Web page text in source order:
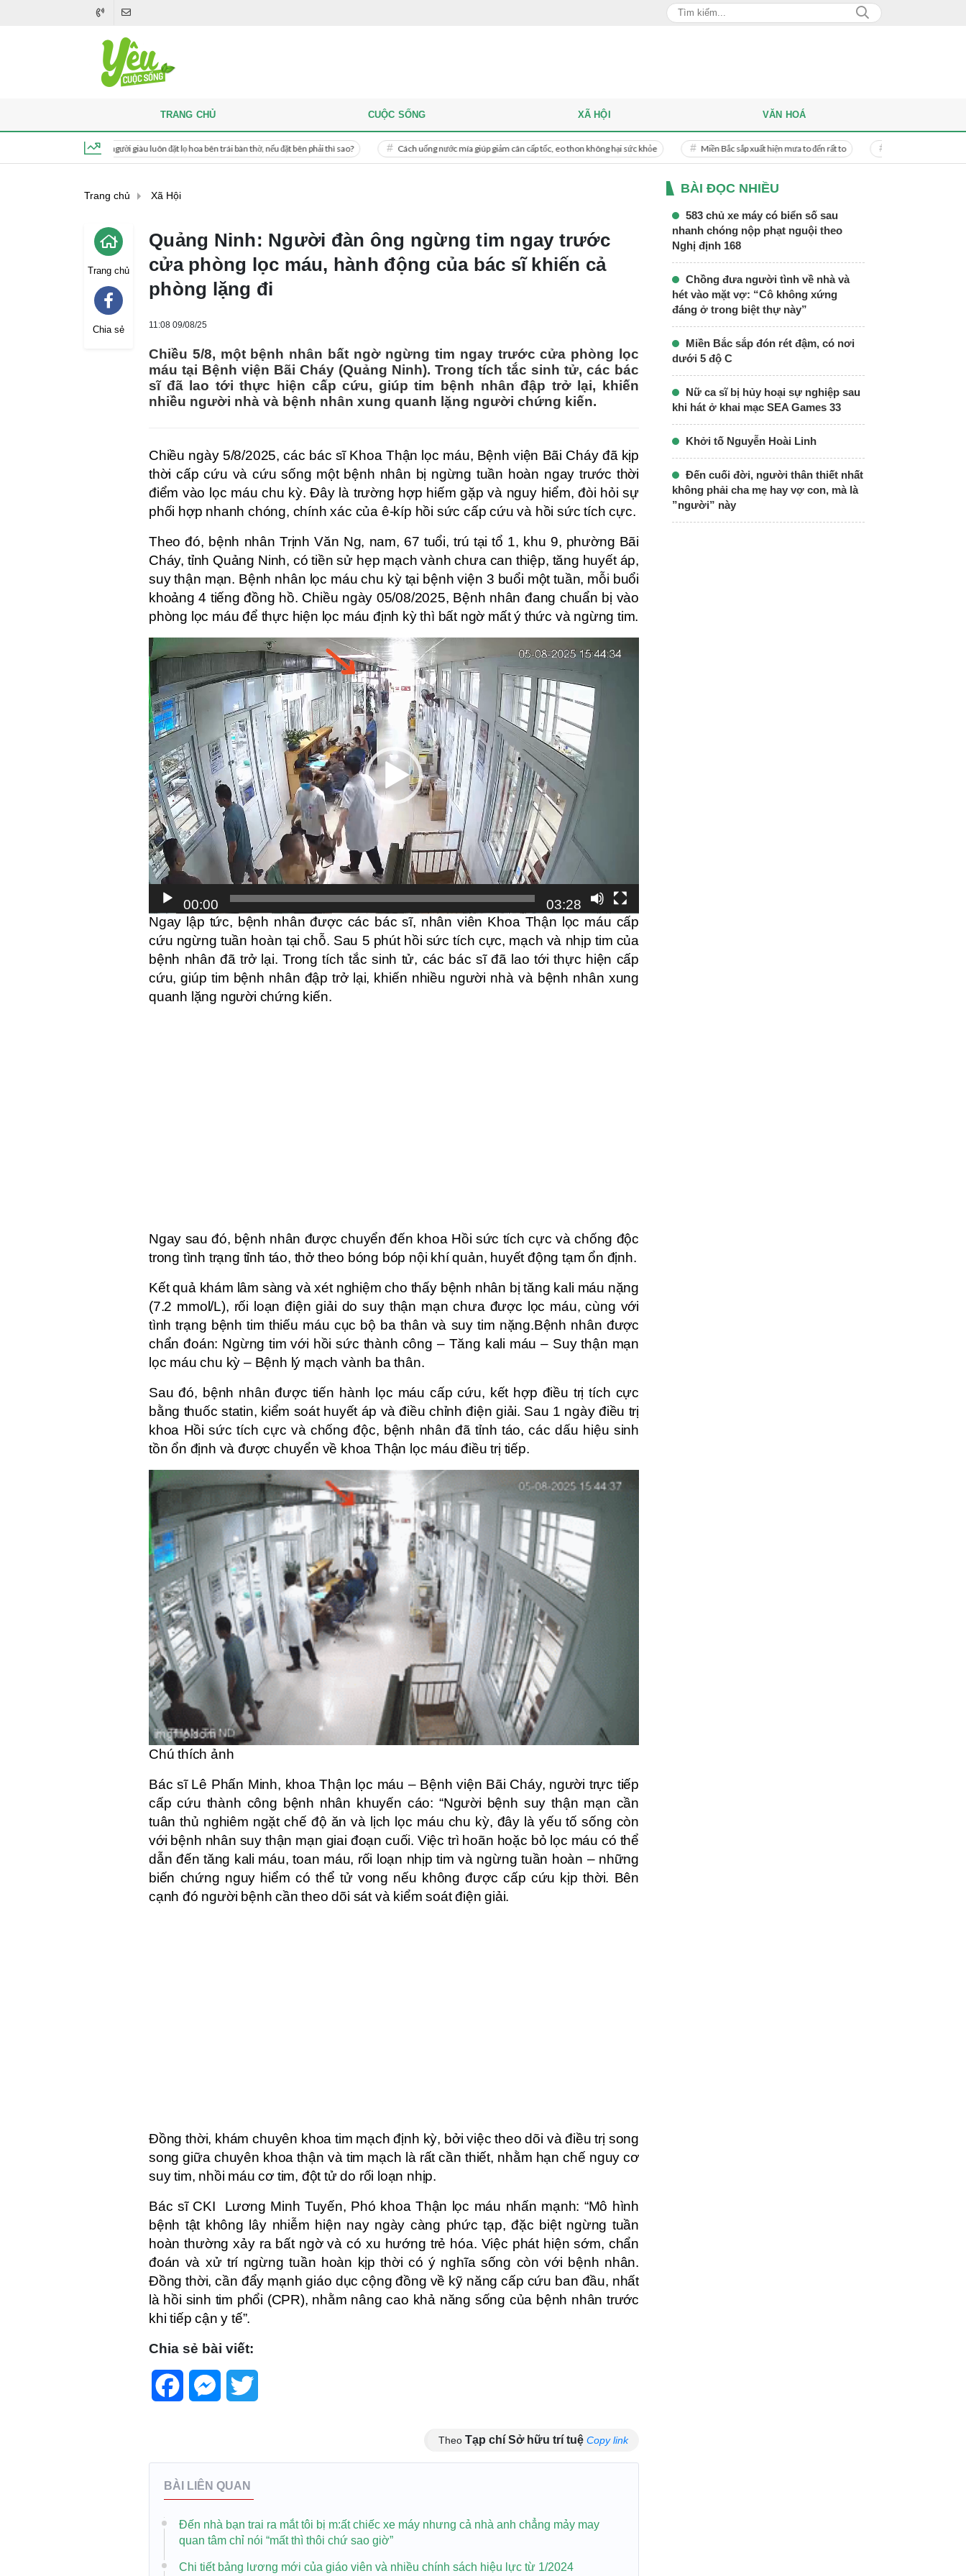
Khi thắp hương, người giàu luôn đặt lọ hoa bên trái bàn thờ, nếu đặt bên phải thì sao? Cách uống nước mía giúp giảm cân cấp tốc, eo thon không hại sức khỏe Miền Bắc sắp xuất hiện mưa to đến rất to Danh tính người phụ nữ bị bạn
TRANG CHỦ CUỘC SỐNG XÃ HỘI VĂN HOÁ
Trang chủ Xã Hội
Trang chủ
Chia sẻ
Quảng Ninh: Người đàn ông ngừng tim ngay trước
cửa phòng lọc máu, hành động của bác sĩ khiến cả
phòng lặng đi
11:08 09/08/25
Chiều 5/8, một bệnh nhân bất ngờ ngừng tim ngay trước cửa phòng lọc
máu tại Bệnh viện Bãi Cháy (Quảng Ninh). Trong tích tắc sinh tử, các bác
sĩ đã lao tới thực hiện cấp cứu, giúp tim bệnh nhân đập trở lại, khiến
nhiều người nhà và bệnh nhân xung quanh lặng người chứng kiến.
Chiều ngày 5/8/2025, các bác sĩ Khoa Thận lọc máu, Bệnh viện Bãi Cháy đã kịp
thời cấp cứu và cứu sống một bệnh nhân bị ngừng tuần hoàn ngay trước thời
điểm vào lọc máu chu kỳ. Đây là trường hợp hiếm gặp và nguy hiểm, đòi hỏi sự
phối hợp nhanh chóng, chính xác của ê-kíp hồi sức cấp cứu và hồi sức tích cực.
Theo đó, bệnh nhân Trịnh Văn Ng, nam, 67 tuổi, trú tại tổ 1, khu 9, phường Bãi
Cháy, tỉnh Quảng Ninh, có tiền sử hẹp mạch vành chưa can thiệp, tăng huyết áp,
suy thận mạn. Bệnh nhân lọc máu chu kỳ tại bệnh viện 3 buổi một tuần, mỗi buổi
khoảng 4 tiếng đồng hồ. Chiều ngày 05/08/2025, Bệnh nhân đang chuẩn bị vào
phòng lọc máu để thực hiện lọc máu định kỳ thì bất ngờ mất ý thức và ngừng tim.
Video
Player
00:00
03:28
Ngay lập tức, bệnh nhân được các bác sĩ, nhân viên Khoa Thận lọc máu cấp
cứu ngừng tuần hoàn tại chỗ. Sau 5 phút hồi sức tích cực, mạch và nhịp tim của
bệnh nhân đã trở lại. Trong tích tắc sinh tử, các bác sĩ đã lao tới thực hiện cấp
cứu, giúp tim bệnh nhân đập trở lại, khiến nhiều người nhà và bệnh nhân xung
quanh lặng người chứng kiến.
Ngay sau đó, bệnh nhân được chuyển đến khoa Hồi sức tích cực và chống độc
trong tình trạng tỉnh táo, thở theo bóng bóp nội khí quản, huyết động tạm ổn định.
Kết quả khám lâm sàng và xét nghiệm cho thấy bệnh nhân bị tăng kali máu nặng
(7.2 mmol/L), rối loạn điện giải do suy thận mạn chưa được lọc máu, cùng với
tình trạng bệnh tim thiếu máu cục bộ ba thân và suy tim nặng.Bệnh nhân được
chẩn đoán: Ngừng tim với hồi sức thành công – Tăng kali máu – Suy thận mạn
lọc máu chu kỳ – Bệnh lý mạch vành ba thân.
Sau đó, bệnh nhân được tiến hành lọc máu cấp cứu, kết hợp điều trị tích cực
bằng thuốc statin, kiểm soát huyết áp và điều chỉnh điện giải. Sau 1 ngày điều trị
khoa Hồi sức tích cực và chống độc, bệnh nhân đã tỉnh táo, các dấu hiệu sinh
tồn ổn định và được chuyển về khoa Thận lọc máu điều trị tiếp.
Chú thích ảnh
Bác sĩ Lê Phấn Minh, khoa Thận lọc máu – Bệnh viện Bãi Cháy, người trực tiếp
cấp cứu thành công bệnh nhân khuyến cáo: “Người bệnh suy thận mạn cần
tuân thủ nghiêm ngặt chế độ ăn và lịch lọc máu chu kỳ, đây là yếu tố sống còn
với bệnh nhân suy thận mạn giai đoạn cuối. Việc trì hoãn hoặc bỏ lọc máu có thể
dẫn đến tăng kali máu, toan máu, rối loạn nhịp tim và ngừng tuần hoàn – những
biến chứng nguy hiểm có thể tử vong nếu không được cấp cứu kịp thời. Bên
cạnh đó người bệnh cần theo dõi sát và kiểm soát điện giải.
Đồng thời, khám chuyên khoa tim mạch định kỳ, bởi việc theo dõi và điều trị song
song giữa chuyên khoa thận và tim mạch là rất cần thiết, nhằm hạn chế nguy cơ
suy tim, nhồi máu cơ tim, đột tử do rối loạn nhịp.
Bác sĩ CKI Lương Minh Tuyến, Phó khoa Thận lọc máu nhấn mạnh: “Mô hình
bệnh tật không lây nhiễm hiện nay ngày càng phức tạp, đặc biệt ngừng tuần
hoàn thường xảy ra bất ngờ và có xu hướng trẻ hóa. Việc phát hiện sớm, chẩn
đoán và xử trí ngừng tuần hoàn kịp thời có ý nghĩa sống còn với bệnh nhân.
Đồng thời, cần đẩy mạnh giáo dục cộng đồng về kỹ năng cấp cứu ban đầu, nhất
là hồi sinh tim phổi (CPR), nhằm nâng cao khả năng sống của bệnh nhân trước
khi tiếp cận y tế”.
Chia sẻ bài viết:
FacebookMessenger
Theo Tạp chí Sở hữu trí tuệ Copy link
BÀI LIÊN QUAN
Đến nhà bạn trai ra mắt tôi bị m:ất chiếc xe máy nhưng cả nhà anh chẳng mảy may
quan tâm chỉ nói “mất thì thôi chứ sao giờ”
Chi tiết bảng lương mới của giáo viên và nhiều chính sách hiệu lực từ 1/2024
BÀI ĐỌC NHIỀU
583 chủ xe máy có biển số sau
nhanh chóng nộp phạt nguội theo
Nghị định 168
Chồng đưa người tình về nhà và
hét vào mặt vợ: “Cô không xứng
đáng ở trong biệt thự này”
Miền Bắc sắp đón rét đậm, có nơi
dưới 5 độ C
Nữ ca sĩ bị hủy hoại sự nghiệp sau
khi hát ở khai mạc SEA Games 33
Khởi tố Nguyễn Hoài Linh
Đến cuối đời, người thân thiết nhất
không phải cha mẹ hay vợ con, mà là
”người” này